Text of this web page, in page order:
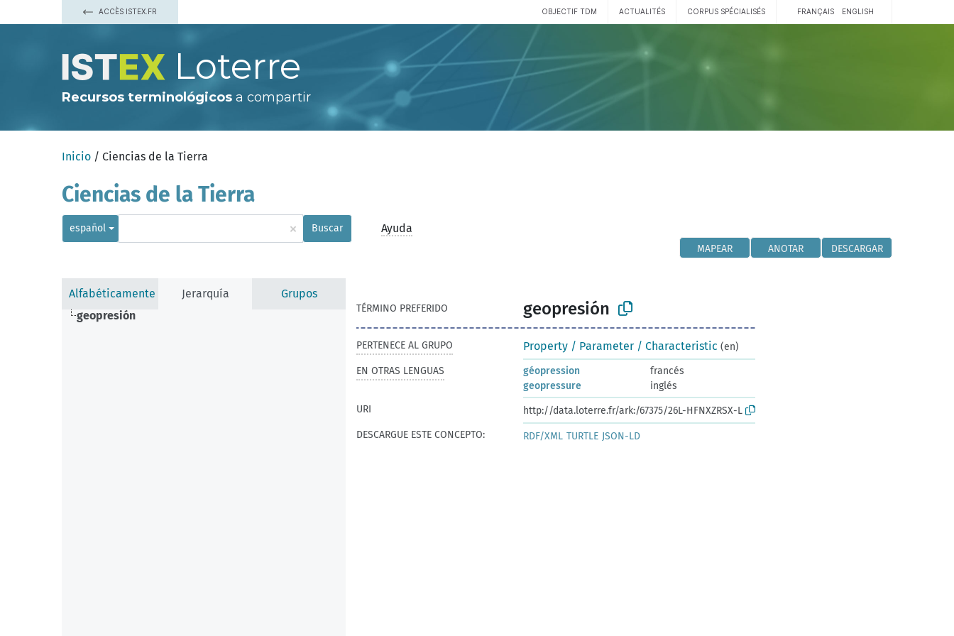
ACCÈS ISTEX.FR OBJECTIF TDM ACTUALITÉS CORPUS SPÉCIALISÉS FRANÇAIS ENGLISH
Loterre
Recursos terminológicos a compartir
Inicio / Ciencias de la Tierra
Ciencias de la Tierra
español × Buscar Ayuda
MAPEAR ANOTAR DESCARGAR
Alfabéticamente Jerarquía
Grupos
geopresión
TÉRMINO PREFERIDO geopresión
PERTENECE AL GRUPO Property / Parameter / Characteristic (en)
EN OTRAS LENGUAS
géopression
francés
geopressure
inglés
URI
http://data.loterre.fr/ark:/67375/26L-HFNXZRSX-L
DESCARGUE ESTE CONCEPTO:
RDF/XML TURTLE JSON-LD